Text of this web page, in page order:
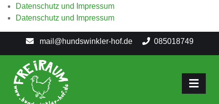
Datenschutz und Impressum
Datenschutz und Impressum
mail@hundswinkler-hof.de 085018749